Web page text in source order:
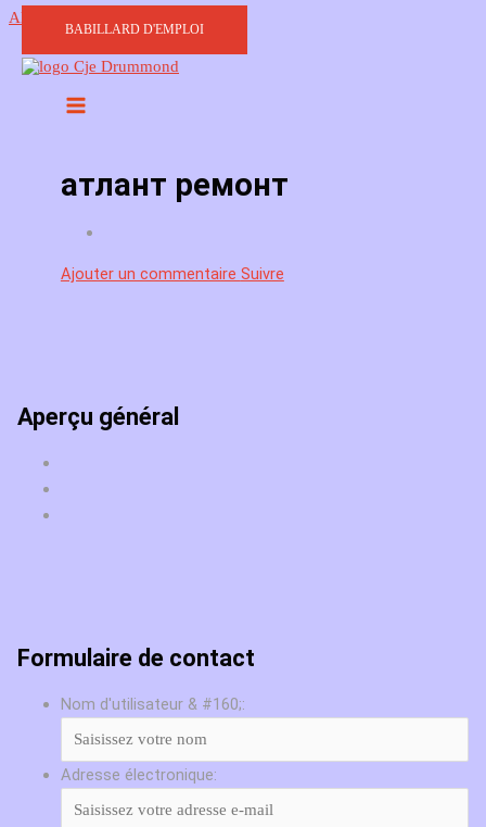
Aller au contenu
BABILLARD D'EMPLOI
атлант ремонт
Ajouter un commentaire Suivre
Aperçu général
Formulaire de contact
Nom d'utilisateur & #160;:
Adresse électronique: